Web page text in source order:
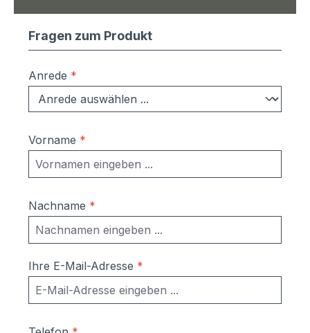
Fragen zum Produkt
Anrede *
Vorname *
Nachname *
Ihre E-Mail-Adresse *